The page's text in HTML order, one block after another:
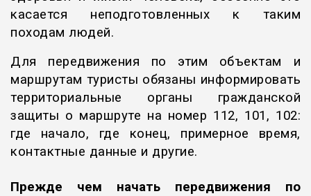
касается неподготовленных к таким
походам людей.
Для передвижения по этим объектам и
маршрутам туристы обязаны информировать
территориальные органы гражданской
защиты о маршруте на номер 112, 101, 102:
где начало, где конец, примерное время,
контактные данные и другие.
Прежде чем начать передвижения по